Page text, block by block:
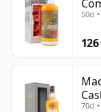
50cl
126
70cl